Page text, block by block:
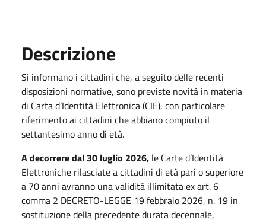
Descrizione
Si informano i cittadini che, a seguito delle recenti
disposizioni normative, sono previste novità in materia
di Carta d’Identità Elettronica (CIE), con particolare
riferimento ai cittadini che abbiano compiuto il
settantesimo anno di età.
A decorrere dal 30 luglio 2026, le Carte d’Identità
Elettroniche rilasciate a cittadini di età pari o superiore
a 70 anni avranno una validità illimitata ex art. 6
comma 2 DECRETO-LEGGE 19 febbraio 2026, n. 19 in
sostituzione della precedente durata decennale,